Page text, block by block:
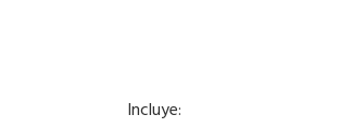
Incluye: